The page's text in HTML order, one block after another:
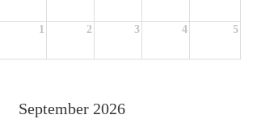
1 2 3 4 5
September 2026